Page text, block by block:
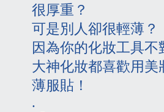
很厚重？
可是別人卻很輕薄？
因為你的化妝工具不
大神化妝都喜歡用美
薄服貼！
.